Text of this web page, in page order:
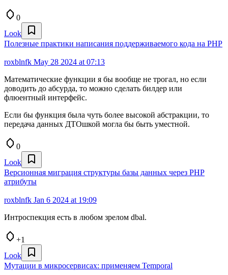
0
Look
Полезные практики написания поддерживаемого кода на PHP
roxblnfk May 28 2024 at 07:13
Математические функции я бы вообще не трогал, но если
доводить до абсурда, то можно сделать билдер или
флюентный интерфейс.
Если бы функция была чуть более высокой абстракции, то
передача данных ДТОшкой могла бы быть уместной.
0
Look
Версионная миграция структуры базы данных через PHP
атрибуты
roxblnfk Jan 6 2024 at 19:09
Интроспекция есть в любом зрелом dbal.
+1
Look
Мутации в микросервисах: применяем Temporal